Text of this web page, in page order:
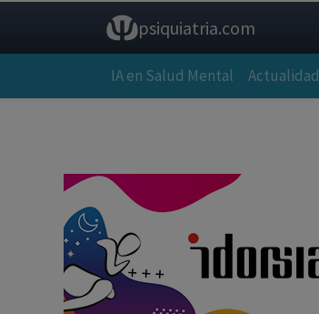
psiquiatria.com
IA en Salud Mental Actualidad